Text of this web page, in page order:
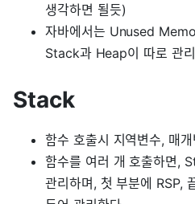
생각하면 될듯)
자바에서는 Unused
Stack과 Heap이 따로 관
Stack
함수 호출시 지역변수, 매
함수를 여러 개 호출하면,
관리하며, 첫 부분에 RSP,